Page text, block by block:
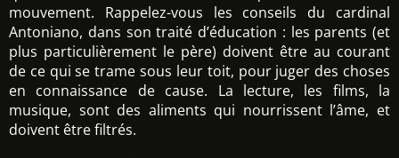
mouvement. Rappelez-vous les conseils du cardinal
Antoniano, dans son traité d’éducation : les parents (et
plus particulièrement le père) doivent être au courant
de ce qui se trame sous leur toit, pour juger des choses
en connaissance de cause. La lecture, les films, la
musique, sont des aliments qui nourrissent l’âme, et
doivent être filtrés.